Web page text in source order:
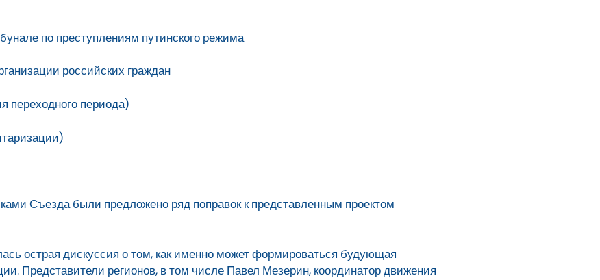
по преступлениям путинского режима
российских граждан
переходного периода)
Съезда были предложено ряд поправок к представленным проектом
острая дискуссия о том, как именно может формироваться будующая
Представители регионов, в том числе Павел Мезерин, координатор движения